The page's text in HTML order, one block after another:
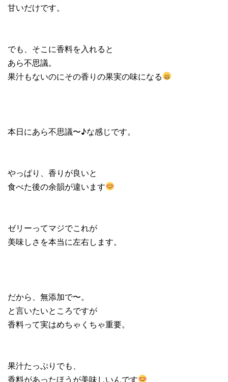
甘いだけです。
でも、そこに香料を入れると
あら不思議。
果汁もないのにその香りの果実の味になる
本日にあら不思議〜♪な感じです。
やっぱり、香りが良いと
食べた後の余韻が違います
ゼリーってマジでこれが
美味しさを本当に左右します。
だから、無添加で〜。
と言いたいところですが
香料って実はめちゃくちゃ重要。
果汁たっぷりでも、
香料があったほうが美味しいんです